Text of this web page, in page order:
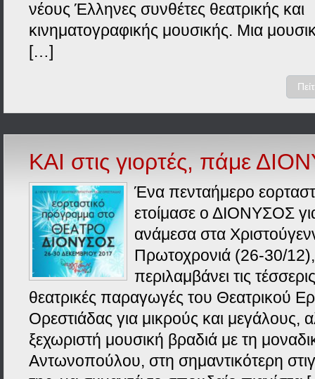
νέους Έλληνες συνθέτες θεατρικής και
κινηματογραφικής μουσικής. Μια
[…]
ΚΑΙ στις γιορτές, πάμε
Ένα πενταήμερο
ετοίμασε ο ΔΙΟΝΥΣΟΣ
ανάμεσα στα
Πρωτοχρονιά (26-30/
περιλαμβάνει τις
θεατρικές παραγωγές του Θεατρικού
Ορεστιάδας για μικρούς και μεγάλους,
ξεχωριστή μουσική βραδιά με τη
Αντωνοπούλου, στη σημαντικότερη